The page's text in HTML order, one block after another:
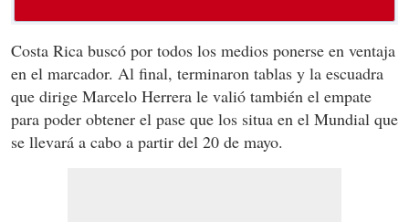
Costa Rica buscó por todos los medios ponerse en ventaja
en el marcador. Al final, terminaron tablas y la escuadra
que dirige Marcelo Herrera le valió también el empate
para poder obtener el pase que los situa en el Mundial que
se llevará a cabo a partir del 20 de mayo.